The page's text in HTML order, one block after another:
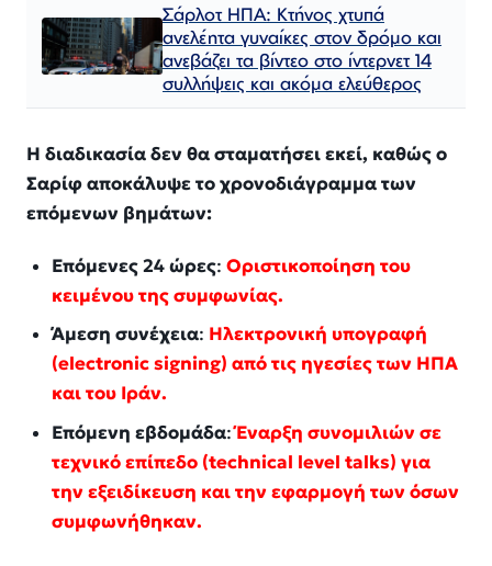
Σάρλοτ ΗΠΑ: Κτήνος χτυπά
ανελέητα γυναίκες στον δρόμο και
ανεβάζει τα βίντεο στο ίντερνετ 14
συλλήψεις και ακόμα ελεύθερος​​​​​​​​​​​​​​​​​​​​​​​​​​​​​​​​​​​​​​​​​​​​​​​​​​
Η διαδικασία δεν θα σταματήσει εκεί, καθώς ο
Σαρίφ αποκάλυψε το χρονοδιάγραμμα των
επόμενων βημάτων:
Επόμενες 24 ώρες:Οριστικοποίηση του
κειμένου της συμφωνίας.
Άμεση συνέχεια: Ηλεκτρονική υπογραφή
(electronic signing) από τις ηγεσίες των ΗΠΑ
και του Ιράν.
Επόμενη εβδομάδα:Έναρξη συνομιλιών σε
τεχνικό επίπεδο (technical level talks) για
την εξειδίκευση και την εφαρμογή των όσων
συμφωνήθηκαν.